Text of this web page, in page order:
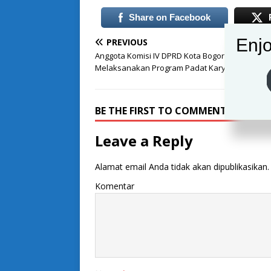
Share on Facebook
PREVIOUS
Anggota Komisi IV DPRD Kota Bogor, Rifky
Melaksanakan Program Padat Karya 16
BE THE FIRST TO COMMENT
Leave a Reply
Alamat email Anda tidak akan dipublikasikan.
Komentar